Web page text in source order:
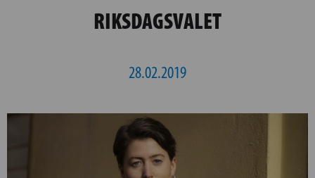
RIKSDAGSVALET
28.02.2019